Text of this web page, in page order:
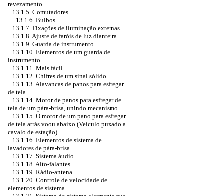
revezamento
13.1.5. Comutadores
+13.1.6. Bulbos
13.1.7. Fixações de iluminação externas
13.1.8. Ajuste de faróis de luz dianteira
13.1.9. Guarda de instrumento
13.1.10. Elementos de um guarda de
instrumento
13.1.11. Mais fácil
13.1.12. Chifres de um sinal sólido
13.1.13. Alavancas de panos para esfregar
de tela
13.1.14. Motor de panos para esfregar de
tela de um pára-brisa, unindo mecanismo
13.1.15. O motor de um pano para esfregar
de tela atrás voou abaixo (Veículo puxado a
cavalo de estação)
13.1.16. Elementos de sistema de
lavadores de pára-brisa
13.1.17. Sistema áudio
13.1.18. Alto-falantes
13.1.19. Rádio-antena
13.1.20. Controle de velocidade de
elementos de sistema